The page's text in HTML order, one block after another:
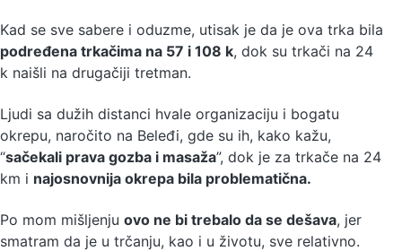
Kad se sve sabere i oduzme, utisak je da je ova trka bila
podređena trkačima na 57 i 108 k, dok su trkači na 24
k naišli na drugačiji tretman.
Ljudi sa dužih distanci hvale organizaciju i bogatu
okrepu, naročito na Beleđi, gde su ih, kako kažu,
“sačekali prava gozba i masaža”, dok je za trkače na 24
km i najosnovnija okrepa bila problematična.
Po mom mišljenju ovo ne bi trebalo da se dešava, jer
smatram da je u trčanju, kao i u životu, sve relativno.